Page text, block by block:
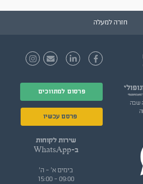
חזרה למעלה
שבה
פרסום למתווכים
פרסם עכשיו
שירות לקוחות
ב-WhatsApp
בימים א' - ה'
09:00 - 15:00